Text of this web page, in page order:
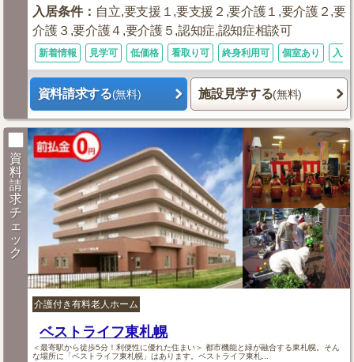
入居条件： 自立,要支援１,要支援２,要介護１,要介護２,要
介護３,要介護４,要介護５,認知症,認知症相談可
新着情報 見学可 低価格 看取り可 終身利用可 個室あり 入
資料請求する(無料) 施設見学する(無料)
資
料
請
求
チ
ェ
ッ
ク
介護付き有料老人ホーム
ベストライフ東札幌
＜最寄駅から徒歩5分！利便性に優れた住まい＞ 都市機能と緑が融合する東札幌。そん
な場所に「ベストライフ東札幌」はあります。ベストライフ東札...